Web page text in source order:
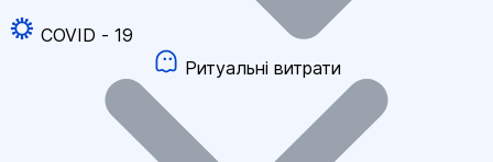
COVID - 19
Ритуальні витрати